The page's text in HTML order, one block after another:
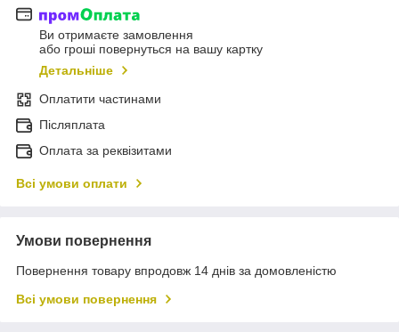
Ви отримаєте замовлення
або гроші повернуться на вашу картку
Детальніше
Оплатити частинами
Післяплата
Оплата за реквізитами
Всі умови оплати
Умови повернення
Повернення товару впродовж 14 днів за домовленістю
Всі умови повернення